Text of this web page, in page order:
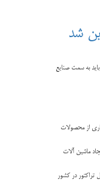
به سمت صنایع
از محصولات
کشاورزی و جذب قطعی بیش از ۳۶ هزار میلیارد ریال تسهیلات و ایجاد ماشین آلات
امروز حدود ۳۰۰ شرکت بیش از ۱۲۰۰ مدل ماشین های کشاورزی را در کشور عرضه می کنند؛ فضای بسیار گسترده ای در زمینه عرضه، و تنوع مدل به وجود آمده و حق انتخاب کشاورز افزایش پیدا کرده است. برای نمونه امروز ۱۰۰ مدل تراکتور در کشور